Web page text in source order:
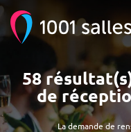
La demande de
58
de